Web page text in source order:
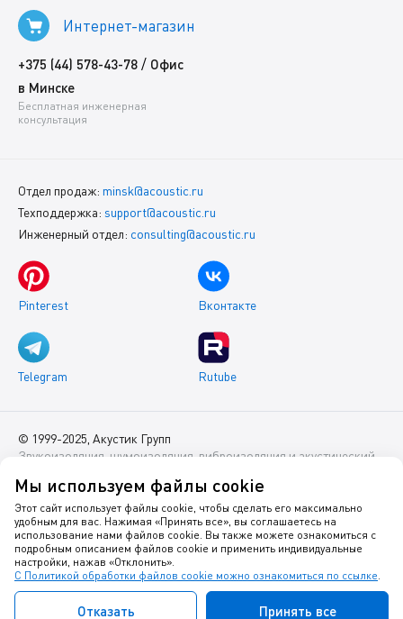
Интернет-магазин
+375 (44) 578-43-78 / Офис
в Минске
Бесплатная инженерная
консультация
Отдел продаж: minsk@acoustic.ru
Техподдержка: support@acoustic.ru
Инженерный отдел: consulting@acoustic.ru
Pinterest Вконтакте
Telegram Rutube
© 1999-2025, Акустик Групп
Звукоизоляция, шумоизоляция, виброизоляция и акустический
Данный интернет-сайт носит исключительно информационный
характер и ни при каких условиях не является публичной
офертой.
Политика оператора в отношении обработки персональных
данных
Мы используем файлы cookie
Этот сайт использует файлы cookie, чтобы сделать его максимально
удобным для вас. Нажимая «Принять все», вы соглашаетесь на
использование нами файлов cookie. Вы также можете ознакомиться с
подробным описанием файлов cookie и применить индивидуальные
настройки, нажав «Отклонить».
С Политикой обработки файлов cookie можно ознакомиться по ссылке.
Отказать Принять все